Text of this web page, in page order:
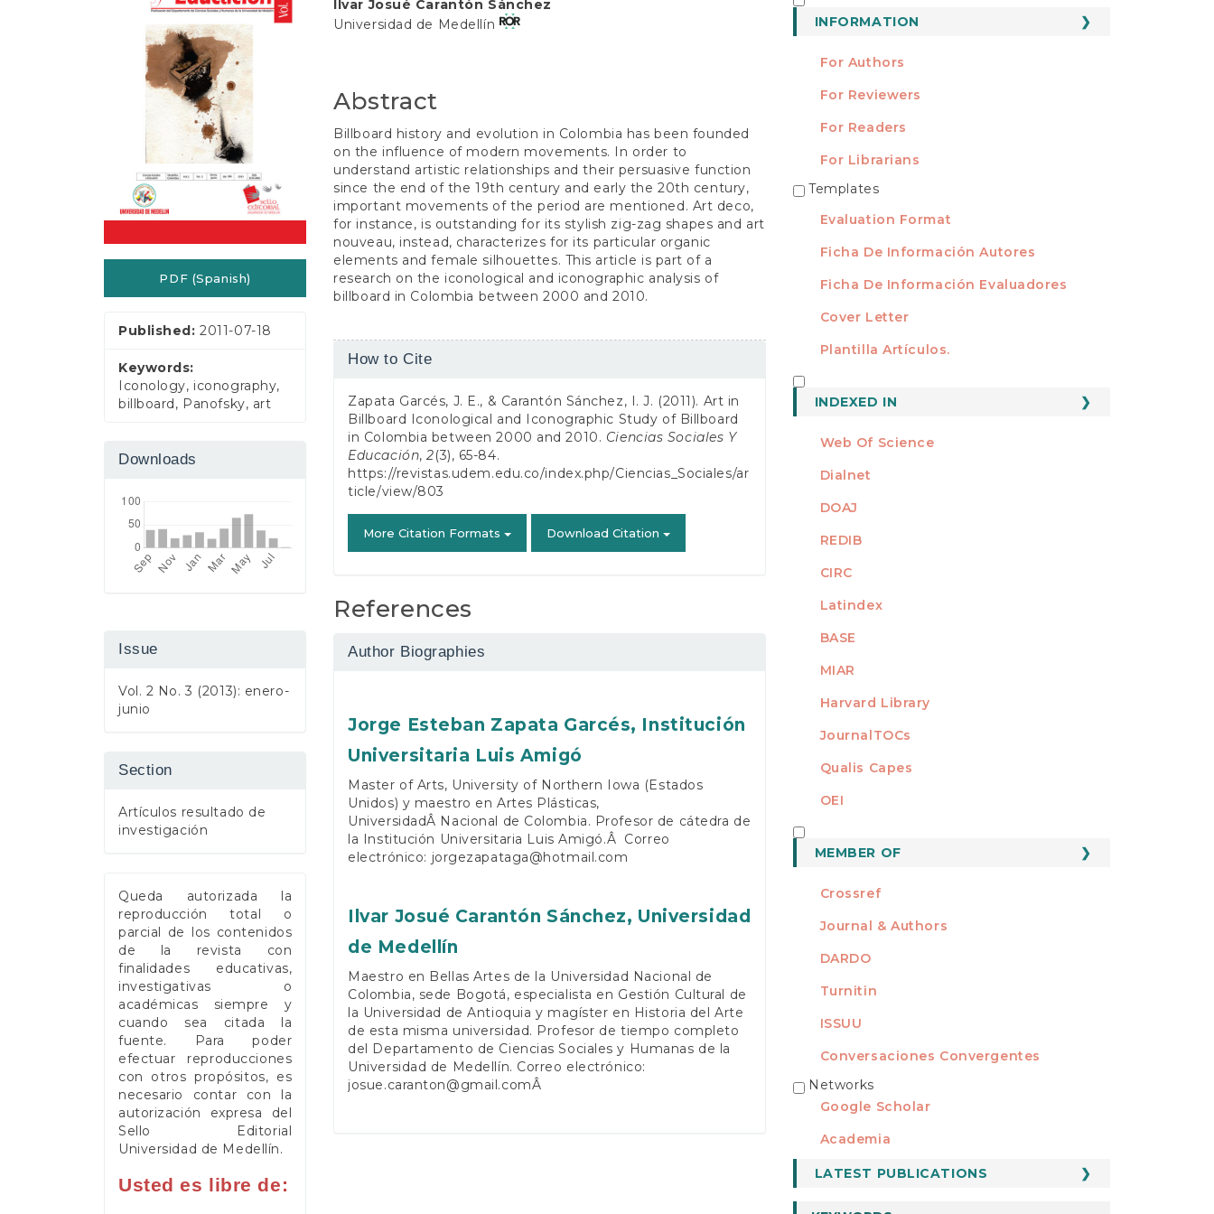
PDF (Spanish)
Published:2011-07-18
Keywords:
Iconology, iconography,
billboard, Panofsky, art
Downloads
Issue
Vol. 2 No. 3 (2013): enero-
junio
Section
Artículos resultado de
investigación
Queda autorizada la
reproducción total o
parcial de los contenidos
de la revista con
finalidades educativas,
investigativas o
académicas siempre y
cuando sea citada la
fuente. Para poder
efectuar reproducciones
con otros propósitos, es
necesario contar con la
autorización expresa del
Sello Editorial
Universidad de Medellín.
Usted es libre de:
Content
Ilvar Josué Carantón Sánchez
Universidad de Medellín
Abstract
Billboard history and evolution in Colombia has been founded
on the influence of modern movements. In order to
understand artistic relationships and their persuasive function
since the end of the 19th century and early the 20th century,
important movements of the period are mentioned. Art deco,
for instance, is outstanding for its stylish zig-zag shapes and art
nouveau, instead, characterizes for its particular organic
elements and female silhouettes. This article is part of a
research on the iconological and iconographic analysis of
billboard in Colombia between 2000 and 2010.
Article
How to Cite
Zapata Garcés, J. E., & Carantón Sánchez, I. J. (2011). Art in
Billboard Iconological and Iconographic Study of Billboard
in Colombia between 2000 and 2010. Ciencias Sociales Y
Educación,2(3), 65-84.
https://revistas.udem.edu.co/index.php/Ciencias_Sociales/ar
ticle/view/803
More Citation Formats Download Citation
References
Author Biographies
Jorge Esteban Zapata Garcés, Institución
Universitaria Luis Amigó
Master of Arts, University of Northern Iowa (Estados
Unidos) y maestro en Artes Plásticas,
UniversidadÂ Nacional de Colombia. Profesor de cátedra de
la Institución Universitaria Luis Amigó.Â Correo
electrónico: jorgezapataga@hotmail.com
Ilvar Josué Carantón Sánchez, Universidad
de Medellín
Maestro en Bellas Artes de la Universidad Nacional de
Colombia, sede Bogotá, especialista en Gestión Cultural de
la Universidad de Antioquia y magíster en Historia del Arte
de esta misma universidad. Profesor de tiempo completo
del Departamento de Ciencias Sociales y Humanas de la
Universidad de Medellín. Correo electrónico:
josue.caranton@gmail.comÂ
Submission
INFORMATION
For Authors
For Reviewers
For Readers
For Librarians
TEMPLATES
Templates
Evaluation Format
Ficha De Información Autores
Ficha De Información Evaluadores
Cover Letter
Plantilla Artículos.
INDEXED IN
Web Of Science
Dialnet
DOAJ
REDIB
CIRC
Latindex
BASE
MIAR
Harvard Library
JournalTOCs
Qualis Capes
OEI
MEMBER OF
Crossref
Journal & Authors
DARDO
Turnitin
ISSUU
Conversaciones Convergentes
REDES
Networks
Google Scholar
Academia
LATEST PUBLICATIONS